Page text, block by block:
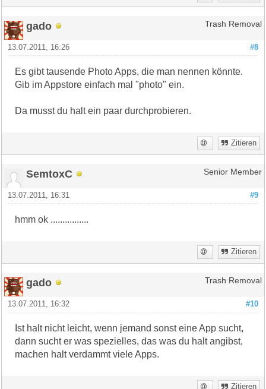
gado Trash Removal
#8
13.07.2011, 16:26
Es gibt tausende Photo Apps, die man nennen könnte.
Gib im Appstore einfach mal "photo" ein.
Da musst du halt ein paar durchprobieren.
Zitieren
SemtoxC Senior Member
#9
13.07.2011, 16:31
hmm ok ................
Zitieren
gado Trash Removal
#10
13.07.2011, 16:32
Ist halt nicht leicht, wenn jemand sonst eine App sucht,
dann sucht er was spezielles, das was du halt angibst,
machen halt verdammt viele Apps.
Zitieren